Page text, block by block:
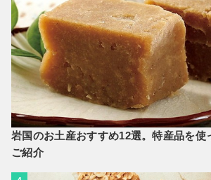
岩国のお土産おすすめ12選。特産品を使
ご紹介